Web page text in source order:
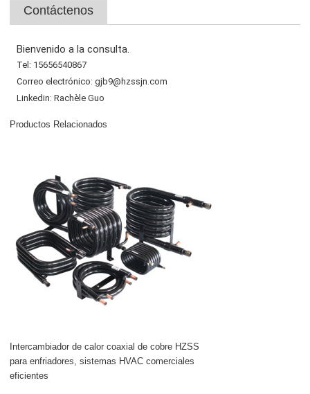
Contáctenos
Bienvenido a la consulta.
Tel: 15656540867
Correo electrónico: gjb9@hzssjn.com
Linkedin: Rachèle Guo
Productos Relacionados
Intercambiador de calor coaxial de cobre HZSS
para enfriadores, sistemas HVAC comerciales
eficientes